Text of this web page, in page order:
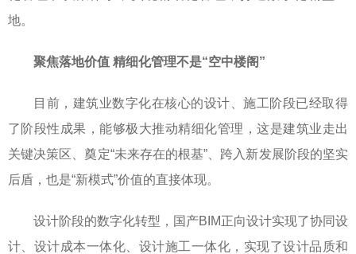
地。
聚焦落地价值 精细化管理不是“空中楼阁”
目前，建筑业数字化在核心的设计、施工阶段已经取得
了阶段性成果，能够极大推动精细化管理，这是建筑业走出
关键决策区、奠定“未来存在的根基”、跨入新发展阶段的坚实
后盾，也是“新模式”价值的直接体现。
设计阶段的数字化转型，国产BIM正向设计实现了协同设
计、设计成本一体化、设计施工一体化，实现了设计品质和